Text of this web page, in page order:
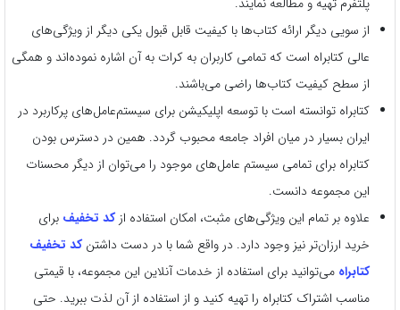
پلتفرم تهیه و مطالعه نمایند.
از سویی دیگر ارائه کتاب‌ها با کیفیت قابل قبول یکی دیگر از ویژگی‌های
عالی کتابراه است که تمامی کاربران به کرات به آن اشاره نموده‌اند و همگی
از سطح کیفیت کتاب‌ها راضی می‌باشند.
کتابراه توانسته است با توسعه اپلیکیشن برای سیستم‌عامل‌های پرکاربرد در
ایران بسیار در میان افراد جامعه محبوب گردد. همین در دسترس بودن
کتابراه برای تمامی سیستم عامل‌های موجود را می‌توان از دیگر محسنات
این مجموعه دانست.
علاوه بر تمام این ویژگی‌های مثبت، امکان استفاده ازکد تخفیف برای
خرید ارزان‌تر نیز وجود دارد. در واقع شما با در دست داشتنکد تخفیف
کتابراه می‌توانید برای استفاده از خدمات آنلاین این مجموعه، با قیمتی
مناسب اشتراک کتابراه را تهیه کنید و از استفاده از آن لذت ببرید. حتی